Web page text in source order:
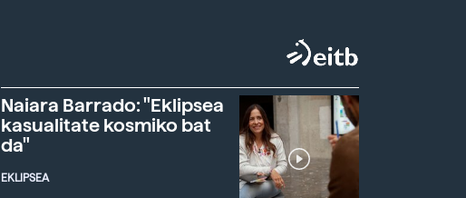
Naiara Barrado: "Eklipsea
kasualitate kosmiko bat
da"
EKLIPSEA